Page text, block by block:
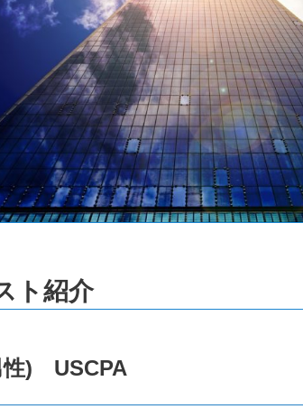
ト紹介
) USCPA